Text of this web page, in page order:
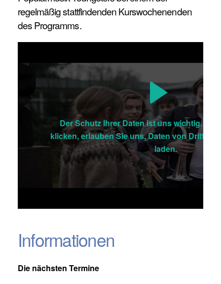
regelmäßig stattfindenden Kurswochenenden
des Programms.
Der Schutz Ihrer Daten ist uns wichtig.
klicken, erlauben Sie uns, Daten von Dritt-
laden.
Informationen
Die nächsten Termine